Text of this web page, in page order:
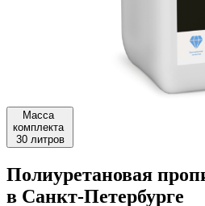
Масса
комплекта
30 литров
Полиуретановая
в Санкт-Петербурге